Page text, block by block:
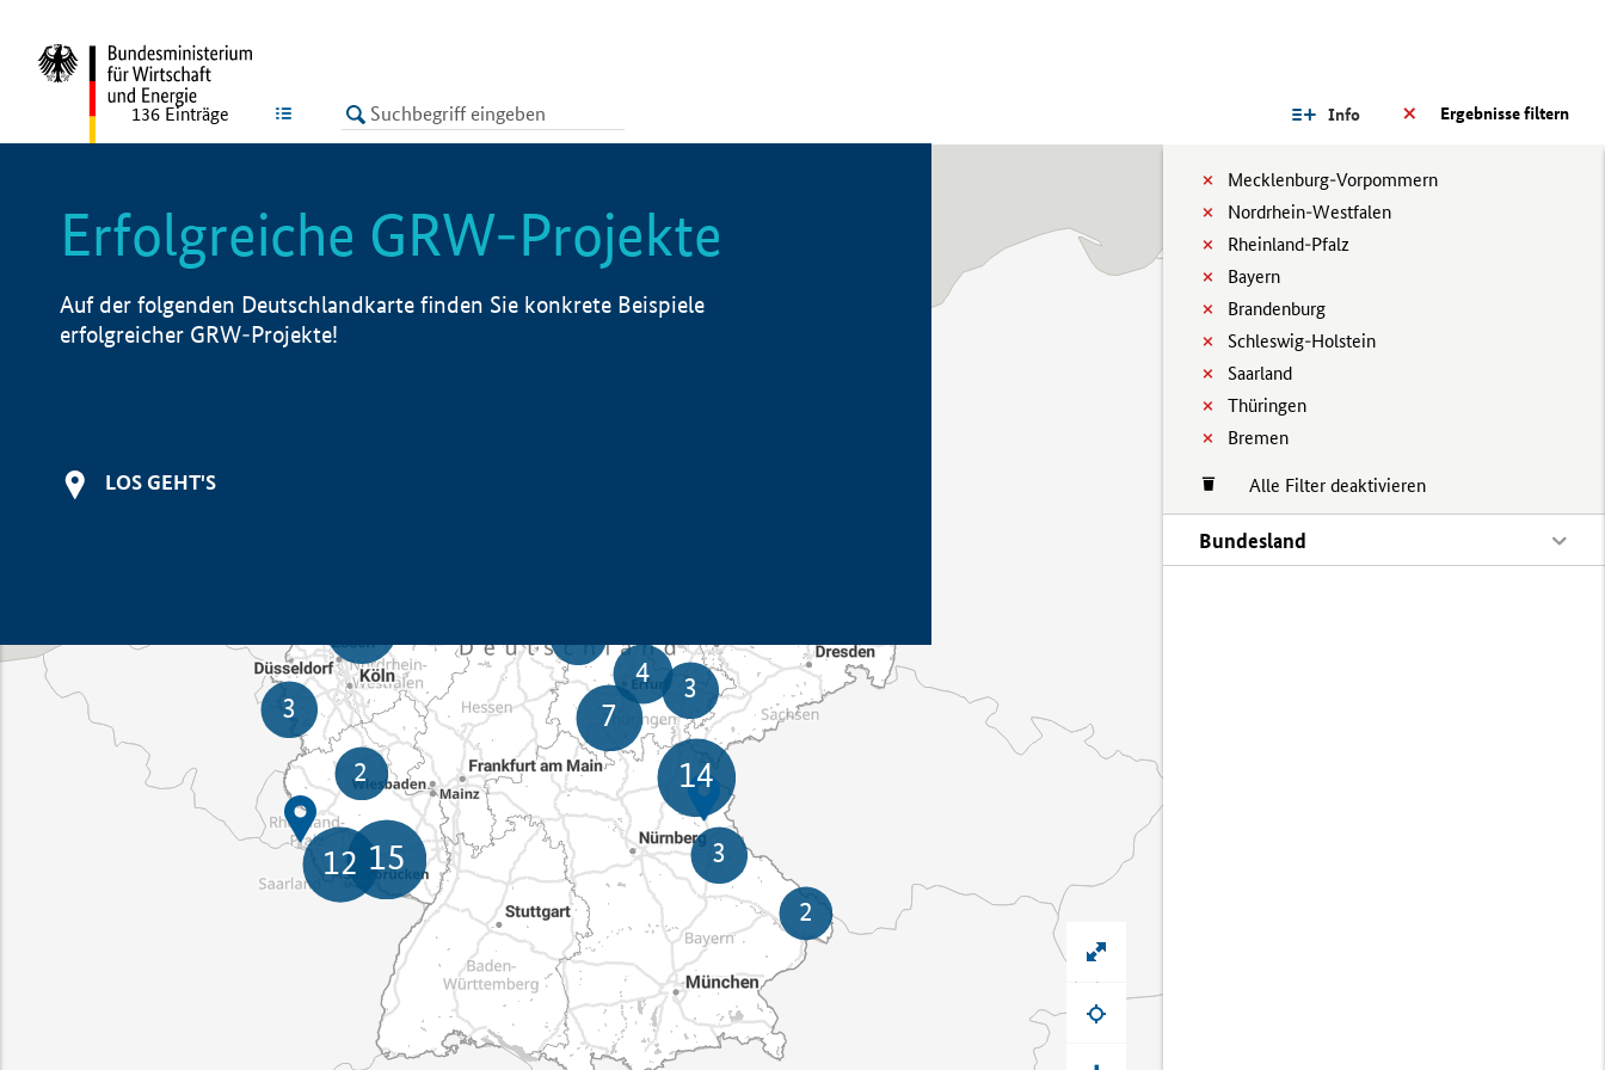
LISTE Ergebnisse filtern
Info
Mecklenburg-Vorpommern
Nordrhein-Westfalen
Rheinland-Pfalz
Bayern
Brandenburg
Schleswig-Holstein
Saarland
Thüringen
Bremen
Alle Filter deaktivieren
Bundesland
136 Einträge
Erfolgreiche GRW-Projekte
Auf der folgenden Deutschlandkarte finden Sie konkrete Beispiele
erfolgreicher GRW-Projekte!
LOS GEHT'S